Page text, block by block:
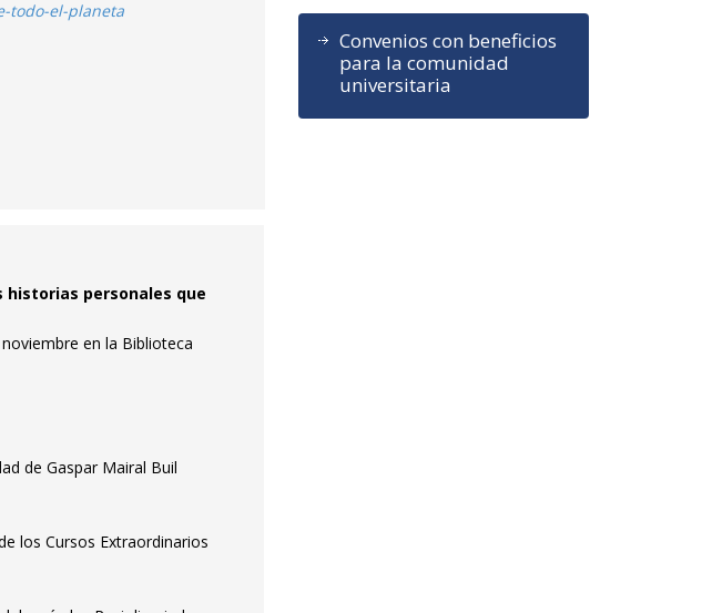
Convenios con beneficios
para la comunidad
universitaria
todo-el-planeta
historias personales que
en la Biblioteca
de Gaspar Mairal Buil
los Cursos Extraordinarios